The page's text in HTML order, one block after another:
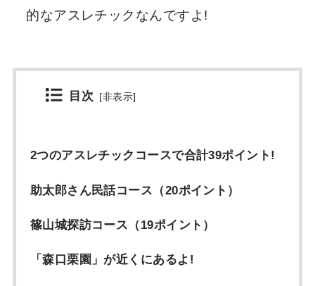
的なアスレチックなんですよ!
目次 [非表示]
2つのアスレチックコースで合計39ポイント!
助太郎さん民話コース（20ポイント）
篠山城探訪コース（19ポイント）
「森口栗園」が近くにあるよ!